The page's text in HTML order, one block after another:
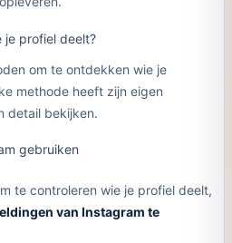
je profiel deelt?
om te ontdekken wie je
methode heeft zijn eigen
detail bekijken.
gebruiken
te controleren wie je profiel deelt,
van Instagram te